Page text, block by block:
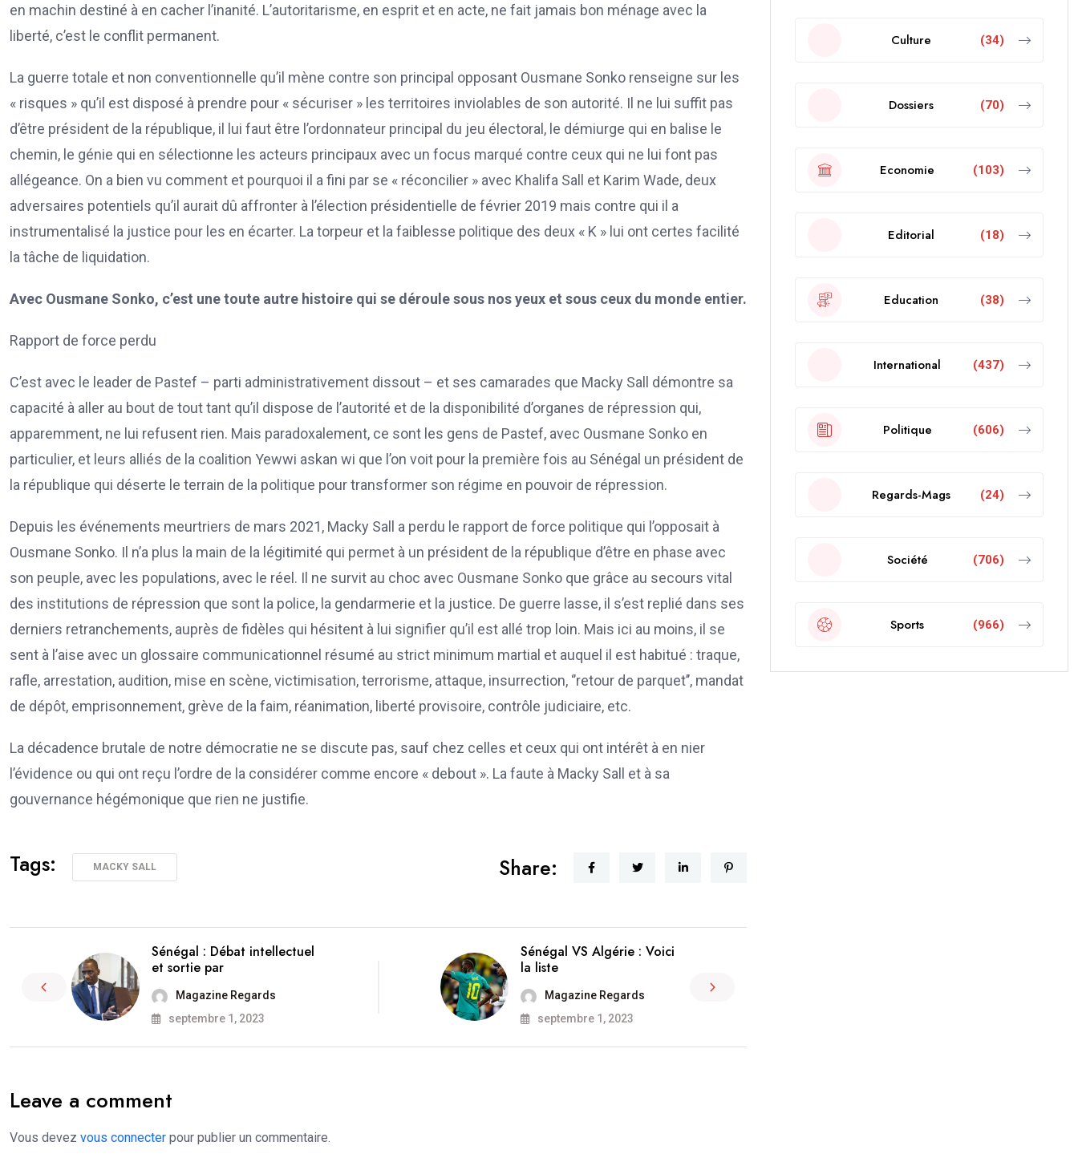
en machin destiné à en cacher l’inanité. L’autoritarisme, en esprit et en acte, ne fait jamais bon ménage avec la
liberté, c’est le conflit permanent.
La guerre totale et non conventionnelle qu’il mène contre son principal opposant Ousmane Sonko renseigne sur les
« risques » qu’il est disposé à prendre pour « sécuriser » les territoires inviolables de son autorité. Il ne lui suffit pas
d’être président de la république, il lui faut être l’ordonnateur principal du jeu électoral, le démiurge qui en balise le
chemin, le génie qui en sélectionne les acteurs principaux avec un focus marqué contre ceux qui ne lui font pas
allégeance. On a bien vu comment et pourquoi il a fini par se « réconcilier » avec Khalifa Sall et Karim Wade, deux
adversaires potentiels qu’il aurait dû affronter à l’élection présidentielle de février 2019 mais contre qui il a
instrumentalisé la justice pour les en écarter. La torpeur et la faiblesse politique des deux « K » lui ont certes facilité
la tâche de liquidation.
Avec Ousmane Sonko, c’est une toute autre histoire qui se déroule sous nos yeux et sous ceux du monde entier.
Rapport de force perdu
C’est avec le leader de Pastef – parti administrativement dissout – et ses camarades que Macky Sall démontre sa
capacité à aller au bout de tout tant qu’il dispose de l’autorité et de la disponibilité d’organes de répression qui,
apparemment, ne lui refusent rien. Mais paradoxalement, ce sont les gens de Pastef, avec Ousmane Sonko en
particulier, et leurs alliés de la coalition Yewwi askan wi que l’on voit pour la première fois au Sénégal un président de
la république qui déserte le terrain de la politique pour transformer son régime en pouvoir de répression.
Depuis les événements meurtriers de mars 2021, Macky Sall a perdu le rapport de force politique qui l’opposait à
Ousmane Sonko. Il n’a plus la main de la légitimité qui permet à un président de la république d’être en phase avec
son peuple, avec les populations, avec le réel. Il ne survit au choc avec Ousmane Sonko que grâce au secours vital
des institutions de répression que sont la police, la gendarmerie et la justice. De guerre lasse, il s’est replié dans ses
derniers retranchements, auprès de fidèles qui hésitent à lui signifier qu’il est allé trop loin. Mais ici au moins, il se
sent à l’aise avec un glossaire communicationnel résumé au strict minimum martial et auquel il est habitué : traque,
rafle, arrestation, audition, mise en scène, victimisation, terrorisme, attaque, insurrection, ‘’retour de parquet’’, mandat
de dépôt, emprisonnement, grève de la faim, réanimation, liberté provisoire, contrôle judiciaire, etc.
La décadence brutale de notre démocratie ne se discute pas, sauf chez celles et ceux qui ont intérêt à en nier
l’évidence ou qui ont reçu l’ordre de la considérer comme encore « debout ». La faute à Macky Sall et à sa
gouvernance hégémonique que rien ne justifie.
Tags: MACKY SALL Share:
Sénégal : Débat intellectuel
et sortie par
Magazine Regards
septembre 1, 2023
Sénégal VS Algérie : Voici
la liste
Magazine Regards
septembre 1, 2023
Leave a comment
Vous devez vous connecter pour publier un commentaire.
Culture (34)
Dossiers (70)
Economie (103)
Editorial (18)
Education (38)
International (437)
Politique (606)
Regards-Mags (24)
Société (706)
Sports (966)